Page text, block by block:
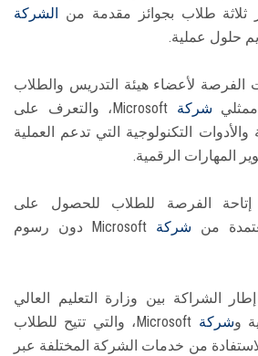
طلاب بجوائز مقدمة من
الشركة
حلول عملية.
الفرصة لأعضاء هيئة التدريس والطلاب
شركة
Microsoft، والتعرف على
التكنولوجية التي تدعم العملية
المهارات الرقمية.
إتاحة الفرصة للطلاب للحصول على
من شركة
Microsoft دون رسوم
الشراكة بين وزارة التعليم العالي
وشركة
Microsoft، والتي تتيح للطلاب
من خدمات الشركة المختلفة عبر